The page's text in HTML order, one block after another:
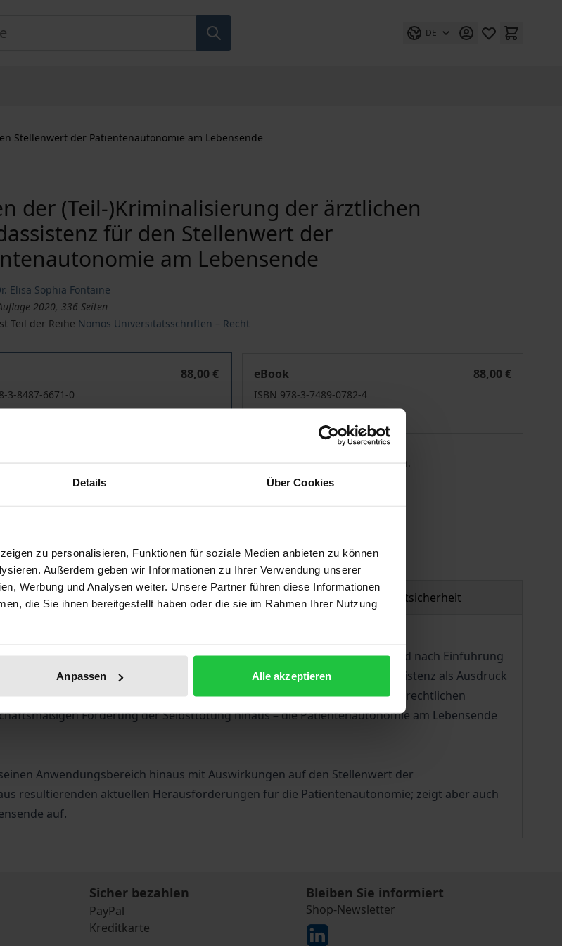
Details Über Cookies
zu personalisieren, Funktionen für soziale Medien anbieten zu können
Außerdem geben wir Informationen zu Ihrer Verwendung unserer
Werbung und Analysen weiter. Unsere Partner führen diese Informationen
die Sie ihnen bereitgestellt haben oder die sie im Rahmen Ihrer Nutzung
Anpassen Alle akzeptieren
DE
Stellenwert der Patientenautonomie am Lebensende
der (Teil-)Kriminalisierung der ärztlichen
für den Stellenwert der
am Lebensende
Elisa Sophia Fontaine
2020, 336 Seiten
Teil der Reihe Nomos Universitätsschriften – Recht
88,00 €
3-8487-6671-0
eBook
88,00 €
ISBN 978-3-7489-0782-4
inkl. MwSt. Abhängig von der Lieferadresse kann die MwSt. an der Kasse variieren.
Warenkorb
Versandkosten
Zusatzmaterial Produktsicherheit
zugedachten Stellenwert der Patientenautonomie am Lebensende vor und nach Einführung
des § 217 StGB erfolgte Teilkriminalisierung der ärztlichen Suizidassistenz als Ausdruck
symptomatisch für einen wiedererwachenden medizinstrafrechtlichen
Förderung der Selbsttötung hinaus – die Patientenautonomie am Lebensende
Anwendungsbereich hinaus mit Auswirkungen auf den Stellenwert der
resultierenden aktuellen Herausforderungen für die Patientenautonomie; zeigt aber auch
auf.
Sicher bezahlen
PayPal
Kreditkarte
Bleiben Sie informiert
Shop-Newsletter